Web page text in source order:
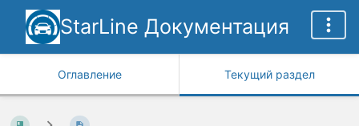
StarLine Документация
Оглавление Текущий раздел